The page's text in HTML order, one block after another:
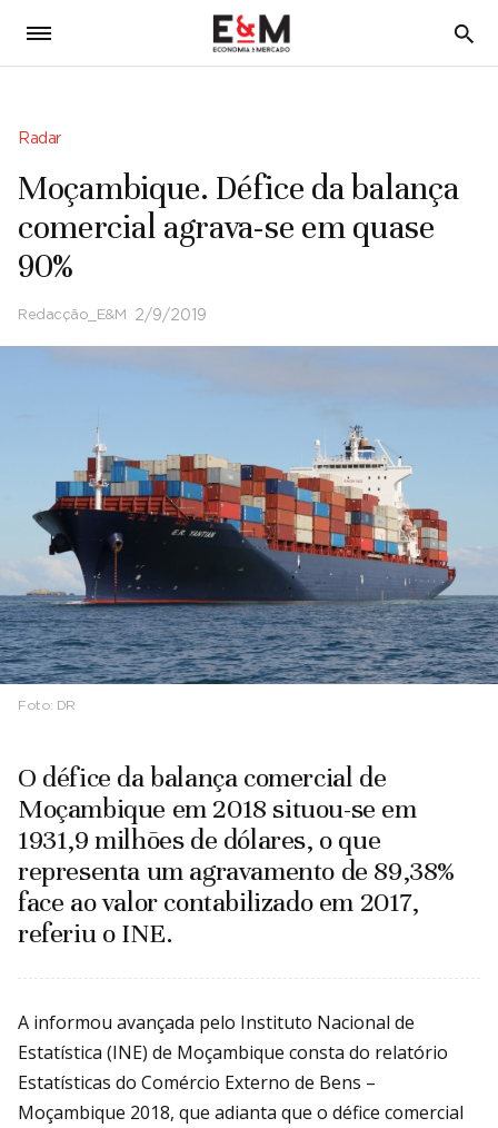
5
Radar
Moçambique. Défice da balança
comercial agrava-se em quase
90%
Redacção_E&M 2/9/2019
Foto: DR
O défice da balança comercial de
Moçambique em 2018 situou-se em
1931,9 milhões de dólares, o que
representa um agravamento de 89,38%
face ao valor contabilizado em 2017,
referiu o INE.
A informou avançada pelo Instituto Nacional de
Estatística (INE) de Moçambique consta do relatório
Estatísticas do Comércio Externo de Bens –
Moçambique 2018, que adianta que o défice comercial